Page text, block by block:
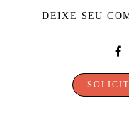
DEIXE SEU